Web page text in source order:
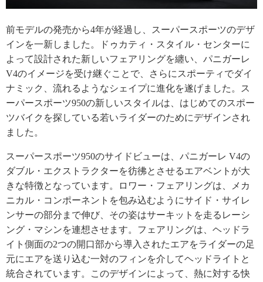
前モデルの発売から4年が経過し、スーパースポーツのデザ
インを一新しました。ドゥカティ・スタイル・センターに
よって設計された新しいフェアリングを纏い、パニガーレ
V4のイメージを受け継ぐことで、さらにスポーティでダイ
ナミック、流れるようなシェイプに進化を遂げました。ス
ーパースポーツ950の新しいスタイルは、はじめてのスポー
ツバイクを探している若いライダーのためにデザインされ
ました。
スーパースポーツ950のサイドビューは、パニガーレ V4の
ダブル・エクストラクターを彷彿とさせるエアベントが大
きな特徴となっています。ロワー・フェアリングは、メカ
ニカル・コンポーネントを包み込むようにサイド・サイレ
ンサーの部分まで伸び、その姿はサーキットを走るレーシ
ング・マシンを連想させます。フェアリングは、ヘッドラ
イト側面の2つの開口部から導入されたエアをライダーの足
元にエアを送り込む一対のフィンを介してヘッドライトと
統合されています。このデザインによって、熱に対する快